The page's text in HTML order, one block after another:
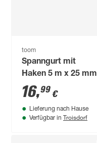
toom
Spanngurt mit
Haken 5 m x 25 mm
16,99 €
Lieferung nach Hause
Verfügbar in Troisdorf